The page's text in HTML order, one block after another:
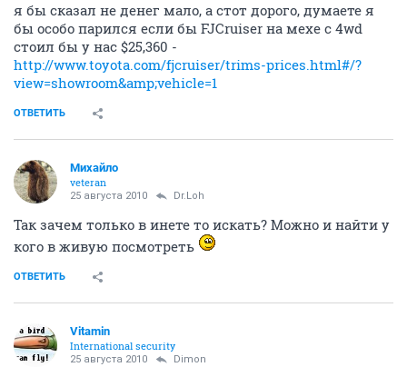
я бы сказал не денег мало, а стот дорого, думаете я
бы особо парился если бы FJCruiser на мехе с 4wd
стоил бы у нас $25,360 -
http://www.toyota.com/fjcruiser/trims-prices.html#/?
view=showroom&amp;vehicle=1
ОТВЕТИТЬ
Михайло
veteran
25 августа 2010 Dr.Loh
Так зачем только в инете то искать? Можно и найти у
кого в живую посмотреть
ОТВЕТИТЬ
Vitamin
International security
25 августа 2010 Dimon